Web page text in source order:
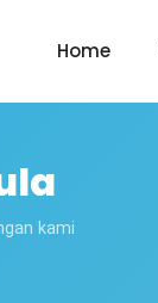
Home
kami